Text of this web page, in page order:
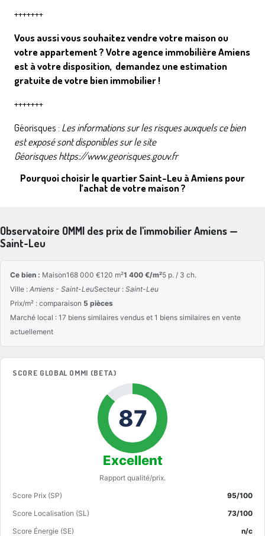
+++++++
Vous aussi vous souhaitez vendre votre maison ou
votre appartement ? Votre agence immobilière Amiens
est à votre disposition, demandez une estimation
gratuite de votre bien immobilier!
+++++++
Géorisques : Les informations sur les risques auxquels ce bien
est exposé sont disponibles sur le site
Géorisqueshttps://www.georisques.gouv.fr
Pourquoi choisir le quartier Saint-Leu à Amiens pour
l’achat de votre maison ?
Observatoire OMMI des prix de l'immobilier Amiens —
Saint-Leu
Ce bien : Maison168 000 €120 m²1 400 €/m²5 p. / 3 ch.
Ville : Amiens - Saint-LeuSecteur : Saint-Leu
Prix/m² : comparaison 5 pièces
Marché local : 17 biens similaires vendus et 1 biens similaires en vente
actuellement
SCORE GLOBAL OMMI (BETA)
87
Excellent
Rapport qualité/prix.
Score Prix (SP)
95/100
Score Localisation (SL)
73/100
Score Énergie (SE)
n/c